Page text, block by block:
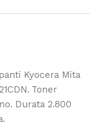
Kyocera Mita
Toner
Durata 2.800